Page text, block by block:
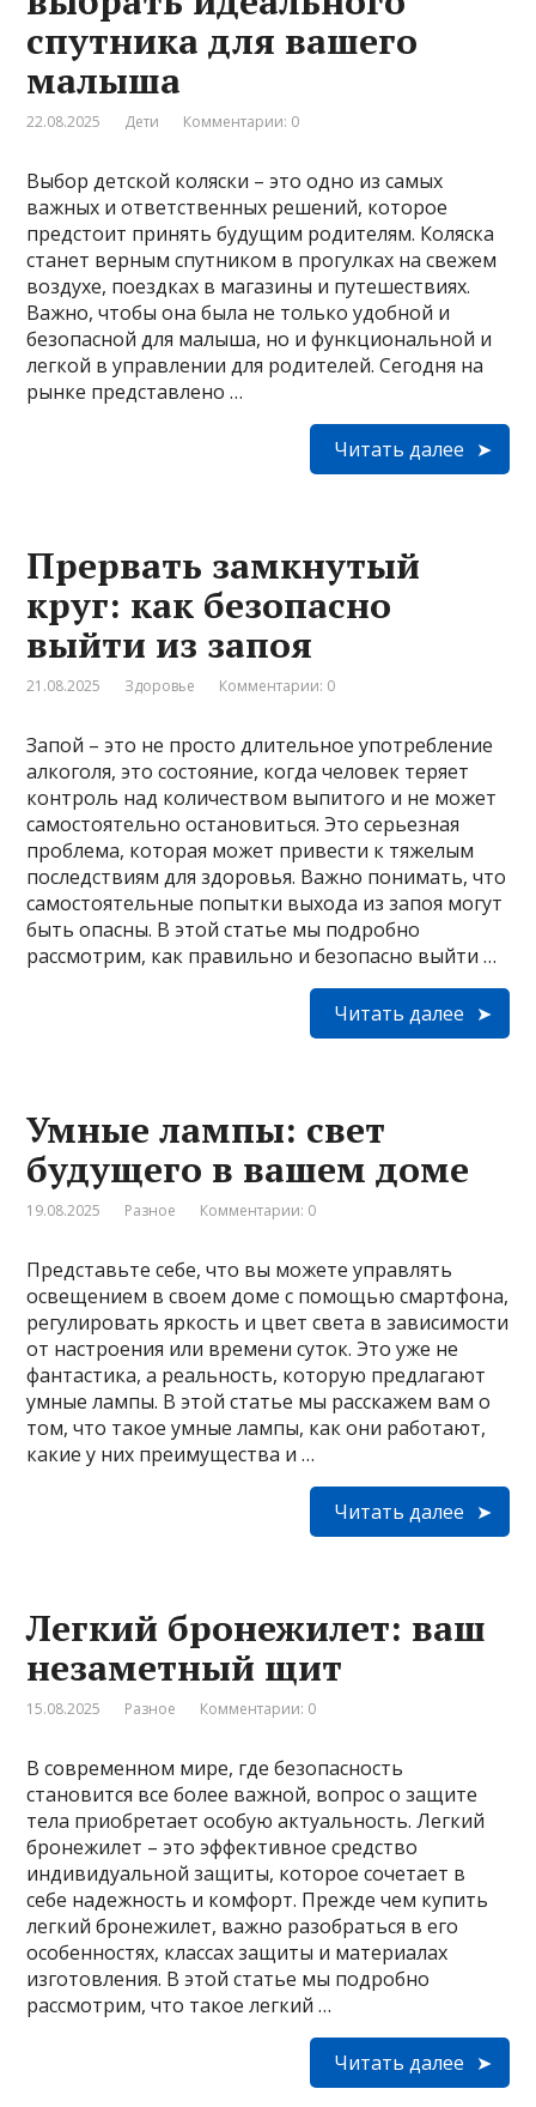
спутника для вашего
малыша
22.08.2025 Дети Комментарии: 0
Выбор детской коляски – это одно из самых
важных и ответственных решений, которое
предстоит принять будущим родителям. Коляска
станет верным спутником в прогулках на свежем
воздухе, поездках в магазины и путешествиях.
Важно, чтобы она была не только удобной и
безопасной для малыша, но и функциональной и
легкой в управлении для родителей. Сегодня на
рынке представлено …
Читать далее
Прервать замкнутый
круг: как безопасно
выйти из запоя
21.08.2025 Здоровье Комментарии: 0
Запой – это не просто длительное употребление
алкоголя, это состояние, когда человек теряет
контроль над количеством выпитого и не может
самостоятельно остановиться. Это серьезная
проблема, которая может привести к тяжелым
последствиям для здоровья. Важно понимать, что
самостоятельные попытки выхода из запоя могут
быть опасны. В этой статье мы подробно
рассмотрим, как правильно и безопасно выйти …
Читать далее
Умные лампы: свет
будущего в вашем доме
19.08.2025 Разное Комментарии: 0
Представьте себе, что вы можете управлять
освещением в своем доме с помощью смартфона,
регулировать яркость и цвет света в зависимости
от настроения или времени суток. Это уже не
фантастика, а реальность, которую предлагают
умные лампы. В этой статье мы расскажем вам о
том, что такое умные лампы, как они работают,
какие у них преимущества и …
Читать далее
Легкий бронежилет: ваш
незаметный щит
15.08.2025 Разное Комментарии: 0
В современном мире, где безопасность
становится все более важной, вопрос о защите
тела приобретает особую актуальность. Легкий
бронежилет – это эффективное средство
индивидуальной защиты, которое сочетает в
себе надежность и комфорт. Прежде чем купить
легкий бронежилет, важно разобраться в его
особенностях, классах защиты и материалах
изготовления. В этой статье мы подробно
рассмотрим, что такое легкий …
Читать далее